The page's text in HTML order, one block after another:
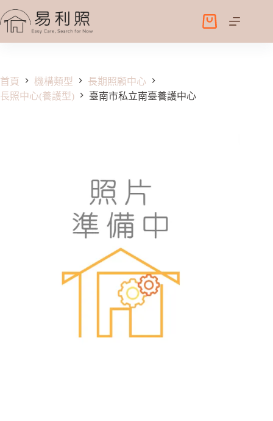
至
容
購
物
首頁 機構類型
長期照顧中心
長照中心(養護型)
臺南市私立南臺養護中心